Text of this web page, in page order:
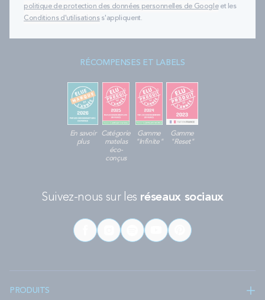
politique de protection des données personnelles de Googleet les
Conditions d'utilisationss'appliquent.
RÉCOMPENSES ET LABELS
En savoir
plus
Catégorie
matelas
éco-
conçus
Gamme
"Infinite"
Gamme
"Reset"
Suivez-nous sur les réseaux sociaux
PRODUITS